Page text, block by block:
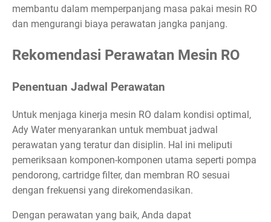
membantu dalam memperpanjang masa pakai mesin RO
dan mengurangi biaya perawatan jangka panjang.
Rekomendasi Perawatan Mesin RO
Penentuan Jadwal Perawatan
Untuk menjaga kinerja mesin RO dalam kondisi optimal,
Ady Water menyarankan untuk membuat jadwal
perawatan yang teratur dan disiplin. Hal ini meliputi
pemeriksaan komponen-komponen utama seperti pompa
pendorong, cartridge filter, dan membran RO sesuai
dengan frekuensi yang direkomendasikan.
Dengan perawatan yang baik, Anda dapat